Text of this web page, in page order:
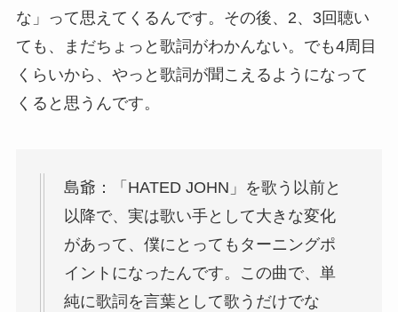
な」って思えてくるんです。その後、2、3回聴い
ても、まだちょっと歌詞がわかんない。でも4周目
くらいから、やっと歌詞が聞こえるようになって
くると思うんです。
島爺：「HATED JOHN」を歌う以前と
以降で、実は歌い手として大きな変化
があって、僕にとってもターニングポ
イントになったんです。この曲で、単
純に歌詞を言葉として歌うだけでな